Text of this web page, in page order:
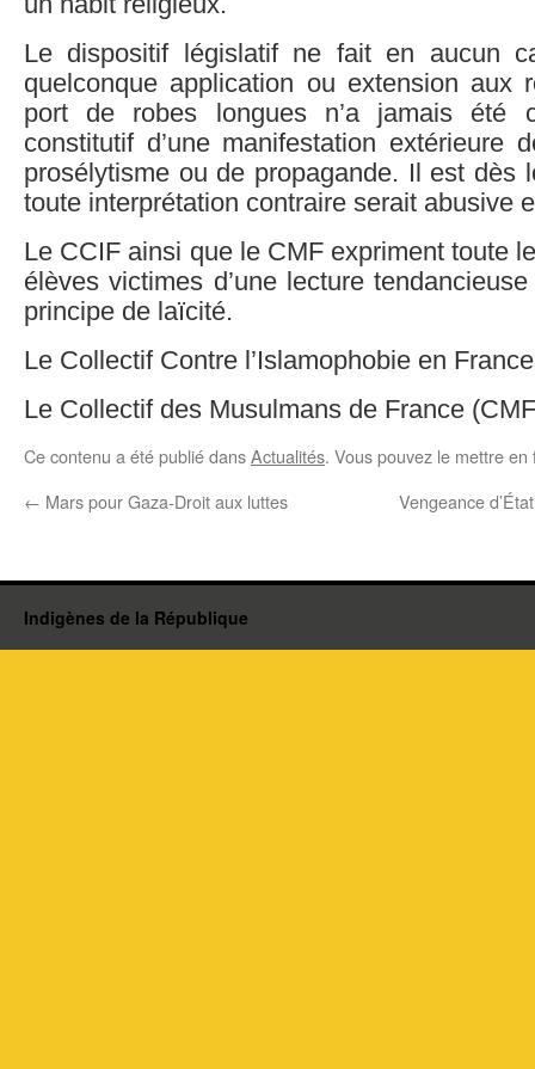
Le dispositif législatif ne fait en aucun
quelconque application ou extension aux
port de robes longues n’a jamais été
constitutif d’une manifestation extérieure
prosélytisme ou de propagande. Il est dès
toute interprétation contraire serait abusive
Le CCIF ainsi que le CMF expriment toute
élèves victimes d’une lecture
principe de laïcité.
Le Collectif Contre l’Islamophobie en
Le Collectif des Musulmans de France
Ce contenu a été publié dansActualités. Vous pouvez le mettre
← Mars pour Gaza-Droit aux luttes Vengeance
Indigènes de la République